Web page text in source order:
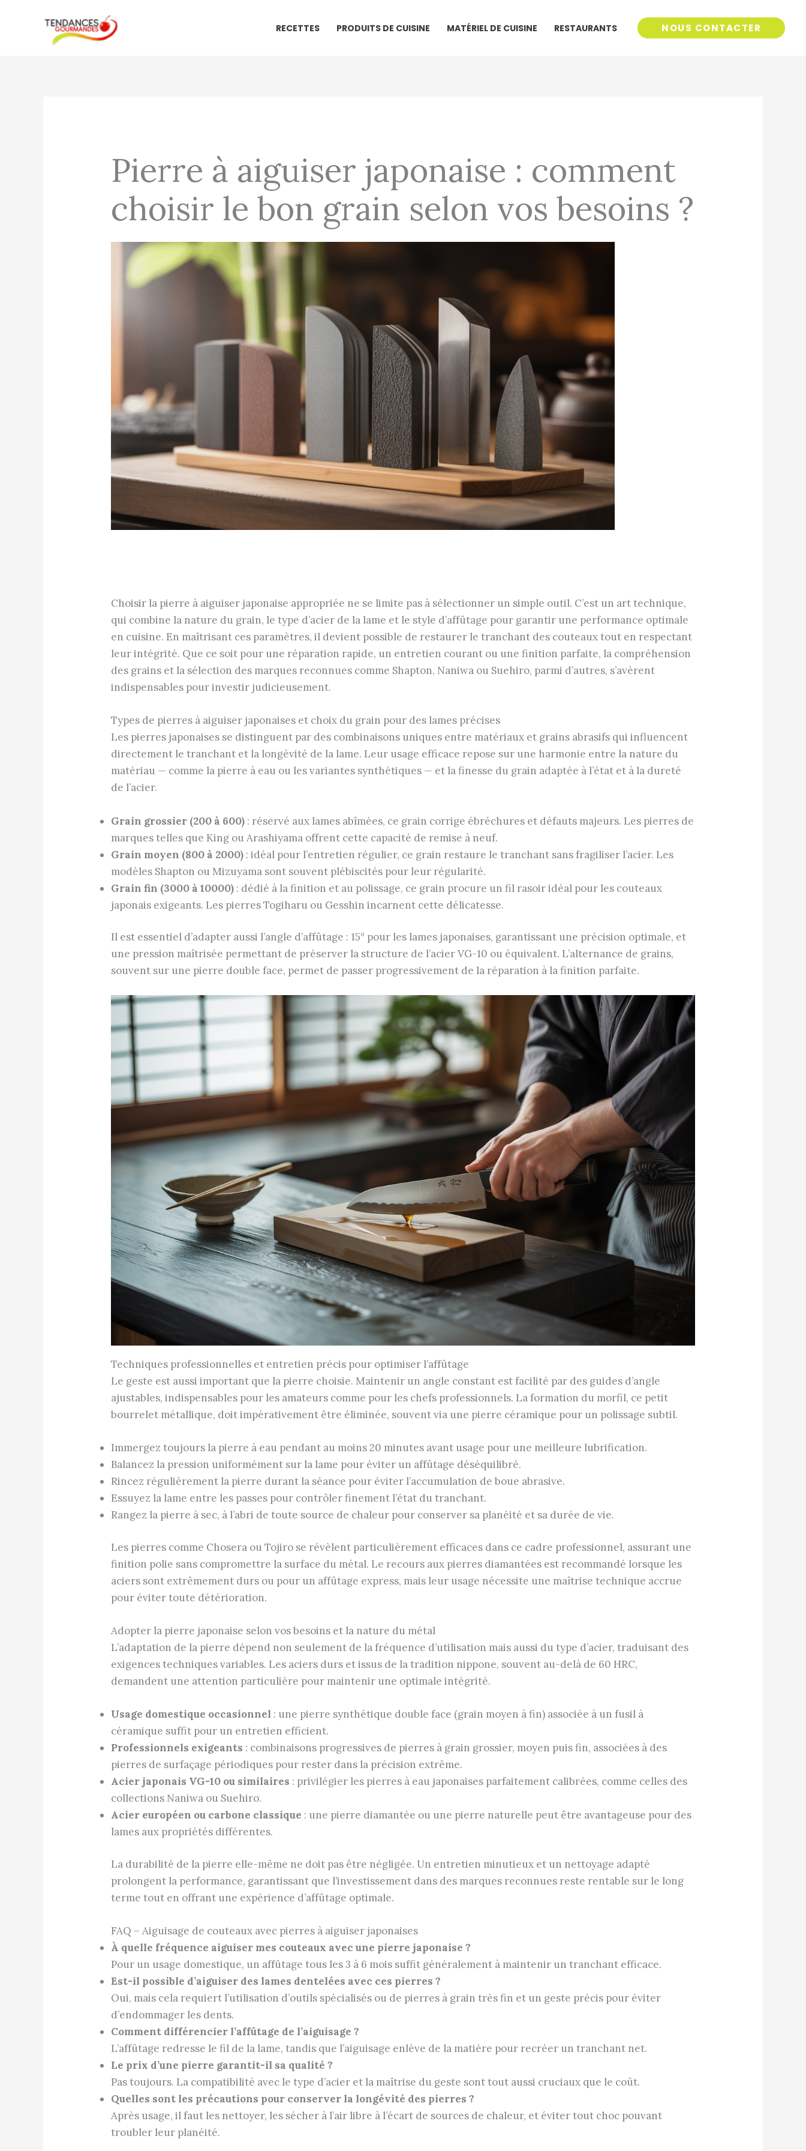
RECETTES PRODUITS DE CUISINE MATÉRIEL DE CUISINE RESTAURANTS NOUS CONTACTER
Pierre à aiguiser japonaise : comment
choisir le bon grain selon vos besoins ?
Choisir la pierre à aiguiser japonaise appropriée ne se limite pas à sélectionner un simple outil. C’est un art technique,
qui combine la nature du grain, le type d’acier de la lame et le style d’affûtage pour garantir une performance optimale
en cuisine. En maîtrisant ces paramètres, il devient possible de restaurer le tranchant des couteaux tout en respectant
leur intégrité. Que ce soit pour une réparation rapide, un entretien courant ou une finition parfaite, la compréhension
des grains et la sélection des marques reconnues comme Shapton, Naniwa ou Suehiro, parmi d’autres, s’avèrent
indispensables pour investir judicieusement.
Types de pierres à aiguiser japonaises et choix du grain pour des lames précises
Les pierres japonaises se distinguent par des combinaisons uniques entre matériaux et grains abrasifs qui influencent
directement le tranchant et la longévité de la lame. Leur usage efficace repose sur une harmonie entre la nature du
matériau — comme la pierre à eau ou les variantes synthétiques — et la finesse du grain adaptée à l’état et à la dureté
de l’acier.
Grain grossier (200 à 600) : réservé aux lames abîmées, ce grain corrige ébréchures et défauts majeurs. Les pierres de
marques telles que King ou Arashiyama offrent cette capacité de remise à neuf.
Grain moyen (800 à 2000) : idéal pour l’entretien régulier, ce grain restaure le tranchant sans fragiliser l’acier. Les
modèles Shapton ou Mizuyama sont souvent plébiscités pour leur régularité.
Grain fin (3000 à 10000) : dédié à la finition et au polissage, ce grain procure un fil rasoir idéal pour les couteaux
japonais exigeants. Les pierres Togiharu ou Gesshin incarnent cette délicatesse.
Il est essentiel d’adapter aussi l’angle d’affûtage : 15° pour les lames japonaises, garantissant une précision optimale, et
une pression maîtrisée permettant de préserver la structure de l’acier VG-10 ou équivalent. L’alternance de grains,
souvent sur une pierre double face, permet de passer progressivement de la réparation à la finition parfaite.
Techniques professionnelles et entretien précis pour optimiser l’affûtage
Le geste est aussi important que la pierre choisie. Maintenir un angle constant est facilité par des guides d’angle
ajustables, indispensables pour les amateurs comme pour les chefs professionnels. La formation du morfil, ce petit
bourrelet métallique, doit impérativement être éliminée, souvent via une pierre céramique pour un polissage subtil.
Immergez toujours la pierre à eau pendant au moins 20 minutes avant usage pour une meilleure lubrification.
Balancez la pression uniformément sur la lame pour éviter un affûtage déséquilibré.
Rincez régulièrement la pierre durant la séance pour éviter l’accumulation de boue abrasive.
Essuyez la lame entre les passes pour contrôler finement l’état du tranchant.
Rangez la pierre à sec, à l’abri de toute source de chaleur pour conserver sa planéité et sa durée de vie.
Les pierres comme Chosera ou Tojiro se révèlent particulièrement efficaces dans ce cadre professionnel, assurant une
finition polie sans compromettre la surface du métal. Le recours aux pierres diamantées est recommandé lorsque les
aciers sont extrêmement durs ou pour un affûtage express, mais leur usage nécessite une maîtrise technique accrue
pour éviter toute détérioration.
Adopter la pierre japonaise selon vos besoins et la nature du métal
L’adaptation de la pierre dépend non seulement de la fréquence d’utilisation mais aussi du type d’acier, traduisant des
exigences techniques variables. Les aciers durs et issus de la tradition nippone, souvent au-delà de 60 HRC,
demandent une attention particulière pour maintenir une optimale intégrité.
Usage domestique occasionnel : une pierre synthétique double face (grain moyen à fin) associée à un fusil à
céramique suffit pour un entretien efficient.
Professionnels exigeants : combinaisons progressives de pierres à grain grossier, moyen puis fin, associées à des
pierres de surfaçage périodiques pour rester dans la précision extrême.
Acier japonais VG-10 ou similaires : privilégier les pierres à eau japonaises parfaitement calibrées, comme celles des
collections Naniwa ou Suehiro.
Acier européen ou carbone classique : une pierre diamantée ou une pierre naturelle peut être avantageuse pour des
lames aux propriétés différentes.
La durabilité de la pierre elle-même ne doit pas être négligée. Un entretien minutieux et un nettoyage adapté
prolongent la performance, garantissant que l’investissement dans des marques reconnues reste rentable sur le long
terme tout en offrant une expérience d’affûtage optimale.
FAQ – Aiguisage de couteaux avec pierres à aiguiser japonaises
À quelle fréquence aiguiser mes couteaux avec une pierre japonaise ?
Pour un usage domestique, un affûtage tous les 3 à 6 mois suffit généralement à maintenir un tranchant efficace.
Est-il possible d’aiguiser des lames dentelées avec ces pierres ?
Oui, mais cela requiert l’utilisation d’outils spécialisés ou de pierres à grain très fin et un geste précis pour éviter
d’endommager les dents.
Comment différencier l’affûtage de l’aiguisage ?
L’affûtage redresse le fil de la lame, tandis que l’aiguisage enlève de la matière pour recréer un tranchant net.
Le prix d’une pierre garantit-il sa qualité ?
Pas toujours. La compatibilité avec le type d’acier et la maîtrise du geste sont tout aussi cruciaux que le coût.
Quelles sont les précautions pour conserver la longévité des pierres ?
Après usage, il faut les nettoyer, les sécher à l’air libre à l’écart de sources de chaleur, et éviter tout choc pouvant
troubler leur planéité.